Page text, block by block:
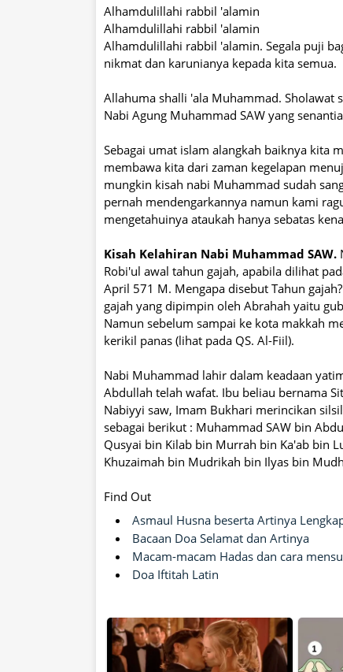
Alhamdulillahi rabbil 'alamin
Alhamdulillahi rabbil 'alamin
Alhamdulillahi rabbil 'alamin. Segala puji
nikmat dan karunianya kepada kita semua.
Allahuma shalli 'ala Muhammad. Sholawat
Nabi Agung Muhammad SAW yang
Sebagai umat islam alangkah baiknya kita
membawa kita dari zaman kegelapan
mungkin kisah nabi Muhammad sudah
pernah mendengarkannya namun kami
mengetahuinya ataukah hanya sebatas
Kisah Kelahiran Nabi Muhammad SAW.
Robi'ul awal tahun gajah, apabila dilihat
April 571 M. Mengapa disebut Tahun
gajah yang dipimpin oleh Abrahah yaitu
Namun sebelum sampai ke kota makkah
kerikil panas (lihat pada QS. Al-Fiil).
Nabi Muhammad lahir dalam keadaan
Abdullah telah wafat. Ibu beliau bernama
Nabiyyi saw, Imam Bukhari merincikan
sebagai berikut : Muhammad SAW bin
Qusyai bin Kilab bin Murrah bin Ka'ab bin
Khuzaimah bin Mudrikah bin Ilyas bin
Find Out
Asmaul Husna beserta Artinya
Bacaan Doa Selamat dan Artinya
Macam-macam Hadas dan cara
Doa Iftitah Latin